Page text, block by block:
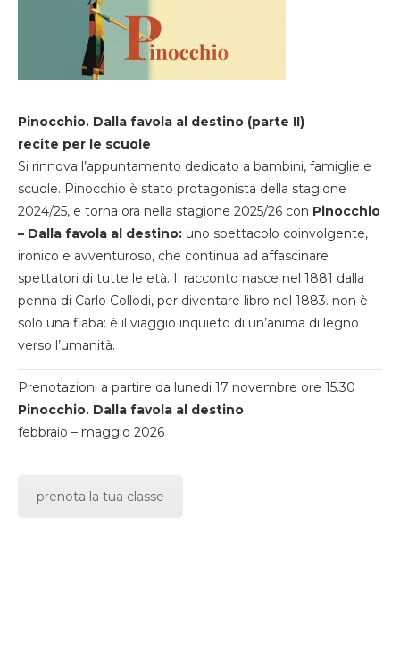
Pinocchio. Dalla favola al destino (parte II)
recite per le scuole
Si rinnova l’appuntamento dedicato a bambini, famiglie e
scuole. Pinocchio è stato protagonista della stagione
2024/25, e torna ora nella stagione 2025/26 con Pinocchio
– Dalla favola al destino: uno spettacolo coinvolgente,
ironico e avventuroso, che continua ad affascinare
spettatori di tutte le età. Il racconto nasce nel 1881 dalla
penna di Carlo Collodi, per diventare libro nel 1883. non è
solo una fiaba: è il viaggio inquieto di un’anima di legno
verso l’umanità.
Prenotazioni a partire da lunedi 17 novembre ore 15.30
Pinocchio. Dalla favola al destino
febbraio – maggio 2026
prenota la tua classe